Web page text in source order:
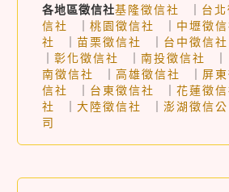
各地區徵信社基隆徵信社 ｜ 台
信社
｜ 桃園徵信社 ｜ 中壢徵
社
｜ 苗栗徵信社 ｜ 台中徵信社
｜ 彰化徵信社 ｜ 南投徵信社 ｜
南徵信社
｜ 高雄徵信社 ｜ 屏
信社
｜ 台東徵信社 ｜ 花蓮徵
社
｜ 大陸徵信社 ｜ 澎湖徵信公
司